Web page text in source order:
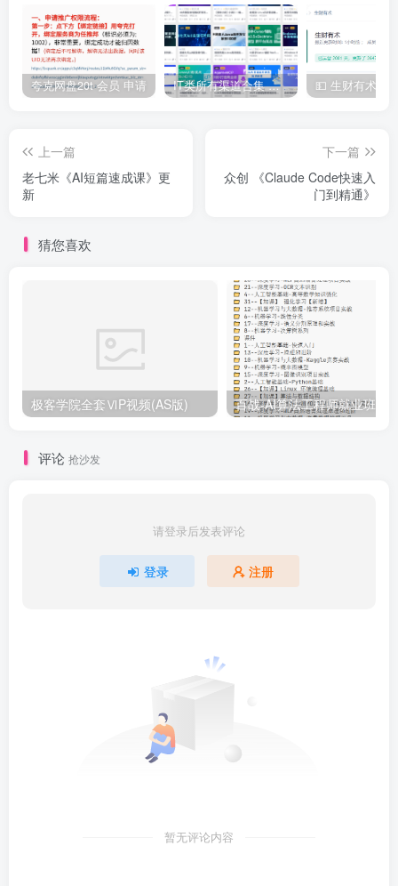
夸克网盘20t 会员 申请 IT类所有渠道合集 持续日更，目前近四千多条资源 年费用户微信私信获取权限
上一篇
老七米《AI短篇速成课》更
新
下一篇
众创 《Claude Code快速入
门到精通》
猜您喜欢
极客学院全套ⅥP视频(AS版)
评论 抢沙发
请登录后发表评论
登录 注册
暂无评论内容